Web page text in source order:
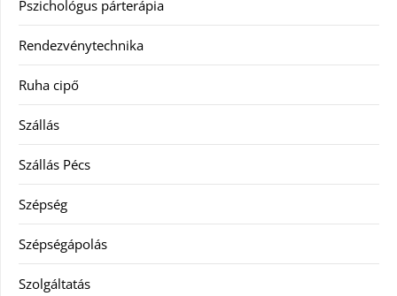
Pszichológus párterápia
Rendezvénytechnika
Ruha cipő
Szállás
Szállás Pécs
Szépség
Szépségápolás
Szolgáltatás